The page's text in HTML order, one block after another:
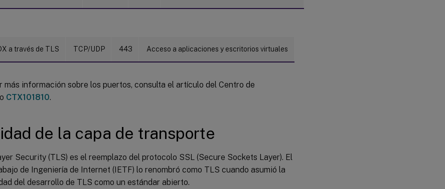
a través de TLS TCP/UDP 443 Acceso a aplicaciones y escritorios virtuales
más información sobre los puertos, consulta el artículo del Centro de
CTX101810.
de la capa de transporte
Security (TLS) es el reemplazo del protocolo SSL (Secure Sockets Layer). El
de Ingeniería de Internet (IETF) lo renombró como TLS cuando asumió la
del desarrollo de TLS como un estándar abierto.